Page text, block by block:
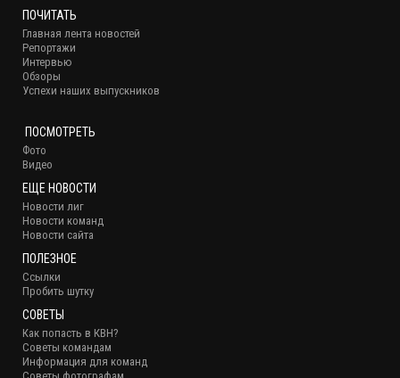
ПОЧИТАТЬ
Главная лента новостей
Репортажи
Интервью
Обзоры
Успехи наших выпускников
ПОСМОТРЕТЬ
Фото
Видео
ЕЩЕ НОВОСТИ
Новости лиг
Новости команд
Новости сайта
ПОЛЕЗНОЕ
Ссылки
Пробить шутку
СОВЕТЫ
Как попасть в КВН?
Советы командам
Информация для команд